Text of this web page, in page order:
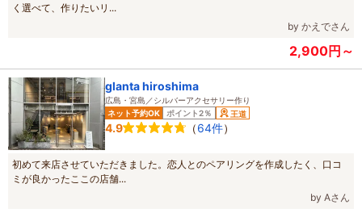
く選べて、作りたいリ...
by かえでさん
2,900円～
glanta hiroshima
広島・宮島／シルバーアクセサリー作り
ネット予約OK
ポイント2％ 王道
4.9 （64件）
初めて来店させていただきました。恋人とのペアリングを作成したく、口コ
ミが良かったここの店舗...
by Aさん